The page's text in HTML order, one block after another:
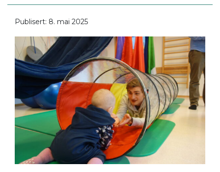
Publisert: 8. mai 2025